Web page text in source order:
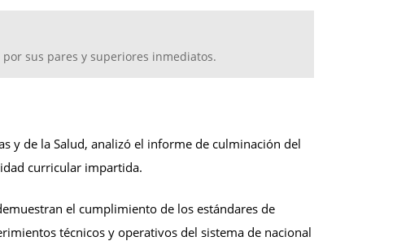
sus pares y superiores inmediatos.
y de la Salud, analizó el informe de culminación del
curricular impartida.
el cumplimiento de los estándares de
técnicos y operativos del sistema de nacional